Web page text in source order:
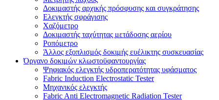
Δοκιμαστής αρχικής πρόσφυσης και συγκράτησης
Ελεγκτής σφράγισης
Χαζόμετρο
Δοκιμαστής ταχύτητας μετάδοσης αερίου
Ροπόμετρο
Άλλος εξοπλισμός δοκιμής ευέλικτης συσκευασίας
Όργανο δοκιμών κλωστοϋφαντουργίας
Ψηφιακός ελεγκτής υδροπερατότητας υφάσματος
Fabric Induction Electrostatic Tester
Μηχανικός ελεγκτής
Fabric Anti Electromagnetic Radiation Tester